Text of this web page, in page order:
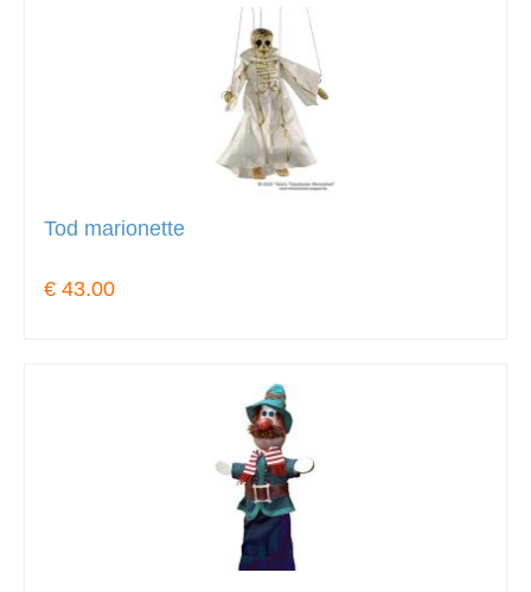
Tod marionette
€ 43.00